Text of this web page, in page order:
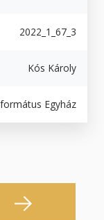
2022_1_67_3
Kós Károly
Egyház